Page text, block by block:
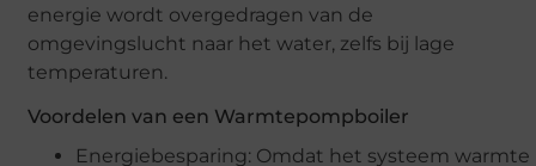
energie wordt overgedragen van de
omgevingslucht naar het water, zelfs bij lage
temperaturen.
Voordelen van een Warmtepompboiler
Energiebesparing: Omdat het systeem warmte